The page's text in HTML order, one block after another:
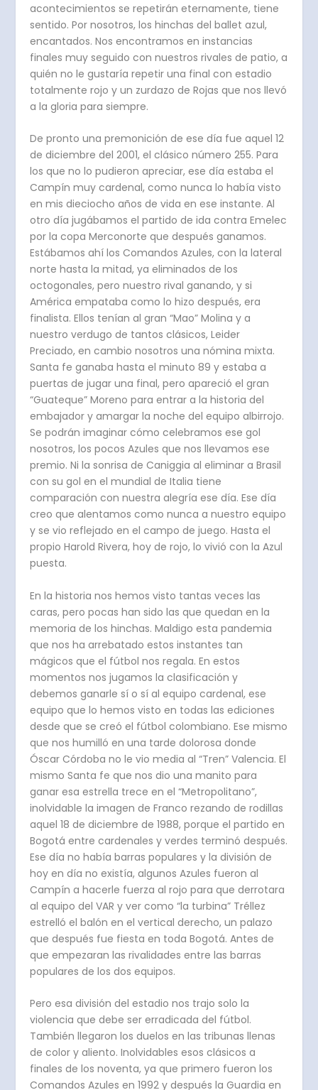
acontecimientos se repetirán eternamente, tiene
sentido. Por nosotros, los hinchas del ballet azul,
encantados. Nos encontramos en instancias
finales muy seguido con nuestros rivales de patio, a
quién no le gustaría repetir una final con estadio
totalmente rojo y un zurdazo de Rojas que nos llevó
a la gloria para siempre.
De pronto una premonición de ese día fue aquel 12
de diciembre del 2001, el clásico número 255. Para
los que no lo pudieron apreciar, ese día estaba el
Campín muy cardenal, como nunca lo había visto
en mis dieciocho años de vida en ese instante. Al
otro día jugábamos el partido de ida contra Emelec
por la copa Merconorte que después ganamos.
Estábamos ahí los Comandos Azules, con la lateral
norte hasta la mitad, ya eliminados de los
octogonales, pero nuestro rival ganando, y si
América empataba como lo hizo después, era
finalista. Ellos tenían al gran “Mao” Molina y a
nuestro verdugo de tantos clásicos, Leider
Preciado, en cambio nosotros una nómina mixta.
Santa fe ganaba hasta el minuto 89 y estaba a
puertas de jugar una final, pero apareció el gran
“Guateque” Moreno para entrar a la historia del
embajador y amargar la noche del equipo albirrojo.
Se podrán imaginar cómo celebramos ese gol
nosotros, los pocos Azules que nos llevamos ese
premio. Ni la sonrisa de Caniggia al eliminar a Brasil
con su gol en el mundial de Italia tiene
comparación con nuestra alegría ese día. Ese día
creo que alentamos como nunca a nuestro equipo
y se vio reflejado en el campo de juego. Hasta el
propio Harold Rivera, hoy de rojo, lo vivió con la Azul
puesta.
En la historia nos hemos visto tantas veces las
caras, pero pocas han sido las que quedan en la
memoria de los hinchas. Maldigo esta pandemia
que nos ha arrebatado estos instantes tan
mágicos que el fútbol nos regala. En estos
momentos nos jugamos la clasificación y
debemos ganarle sí o sí al equipo cardenal, ese
equipo que lo hemos visto en todas las ediciones
desde que se creó el fútbol colombiano. Ese mismo
que nos humilló en una tarde dolorosa donde
Óscar Córdoba no le vio media al “Tren” Valencia. El
mismo Santa fe que nos dio una manito para
ganar esa estrella trece en el “Metropolitano”,
inolvidable la imagen de Franco rezando de rodillas
aquel 18 de diciembre de 1988, porque el partido en
Bogotá entre cardenales y verdes terminó después.
Ese día no había barras populares y la división de
hoy en día no existía, algunos Azules fueron al
Campín a hacerle fuerza al rojo para que derrotara
al equipo del VAR y ver como “la turbina” Tréllez
estrelló el balón en el vertical derecho, un palazo
que después fue fiesta en toda Bogotá. Antes de
que empezaran las rivalidades entre las barras
populares de los dos equipos.
Pero esa división del estadio nos trajo solo la
violencia que debe ser erradicada del fútbol.
También llegaron los duelos en las tribunas llenas
de color y aliento. Inolvidables esos clásicos a
finales de los noventa, ya que primero fueron los
Comandos Azules en 1992 y después la Guardia en